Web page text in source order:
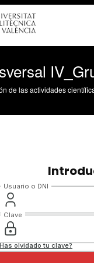
de las actividades